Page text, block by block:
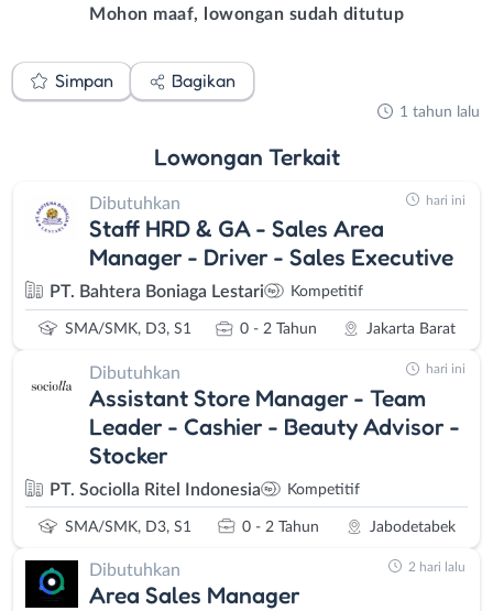
Mohon maaf, lowongan sudah ditutup
Simpan Bagikan
1 tahun lalu
Lowongan Terkait
Dibutuhkan
Staff HRD & GA - Sales Area
Manager - Driver - Sales Executive
PT. Bahtera Boniaga Lestari Kompetitif
SMA/SMK, D3, S1 0 - 2 Tahun Jakarta Barat
hari ini
Dibutuhkan
Assistant Store Manager - Team
Leader - Cashier - Beauty Advisor -
Stocker
PT. Sociolla Ritel Indonesia Kompetitif
SMA/SMK, D3, S1 0 - 2 Tahun Jabodetabek
hari ini
Dibutuhkan
Area Sales Manager
2 hari lalu